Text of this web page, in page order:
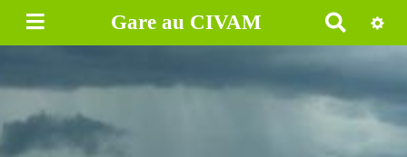
Gare au CIVAM
e
c
e
r